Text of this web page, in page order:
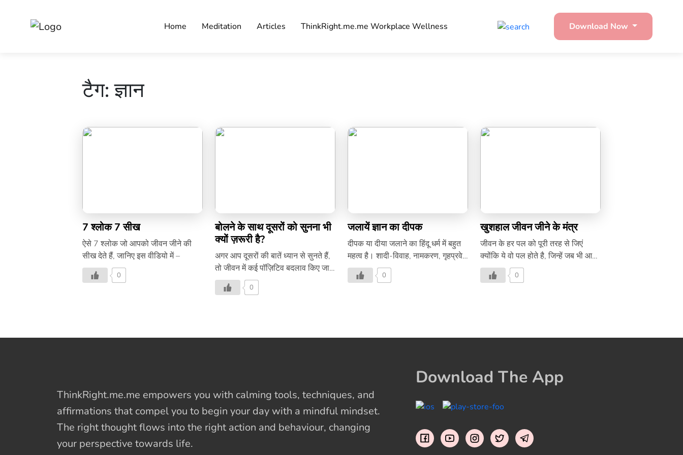
Home Meditation Articles ThinkRight.me.me Workplace Wellness Download Now
टैग:ज्ञान
7 श्लोक 7 सीख
ऐसे 7 श्लोक जो आपको जीवन जीने की
सीख देते हैं, जानिए इस वीडियो में –
0
बोलने के साथ दूसरों को सुनना भी
क्यों ज़रूरी है?
अगर आप दूसरों की बातें ध्यान से सुनते हैं,
तो जीवन में कई पॉज़िटिव बदलाव किए जा
सकते हैं, तो क्या बदलाव हो सकते हैं,
जानिए इस लेख में –
0
जलायें ज्ञान का दीपक
दीपक या दीया जलाने का हिंदू धर्म में बहुत
महत्व है। शादी-विवाह, नामकरण, गृहप्रवेश
के अलावा किसी भी शुभ काम की शुरुआत
दीपक जलाने से ही की जाती है, क्योंकि ऐसा
हैं। दीया जलाने से घर में सकारात्मक
रोशनी बिखेरती है। इसे समृद्धि से जोड़कर
भी देखा जाता है और दीया जलाने […]
0
खुशहाल जीवन जीने के मंत्र
जीवन के हर पल को पूरी तरह से जिएं
क्योंकि ये वो पल होते है, जिन्हें जब भी आप
पीछे मुड़कर देखते है, तो चेहरे पर मुस्कुराहट
आ जाती है।0
ThinkRight.me.me empowers you with calming tools, techniques, and
affirmations that compel you to begin your day with a mindful mindset.
The right thought flows into the right action and behaviour, changing
your perspective towards life.
Download The App